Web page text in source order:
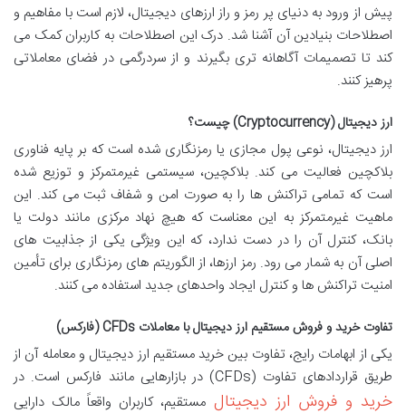
پیش از ورود به دنیای پر رمز و راز ارزهای دیجیتال، لازم است با مفاهیم و
اصطلاحات بنیادین آن آشنا شد. درک این اصطلاحات به کاربران کمک می
کند تا تصمیمات آگاهانه تری بگیرند و از سردرگمی در فضای معاملاتی
پرهیز کنند.
ارز دیجیتال (Cryptocurrency) چیست؟
ارز دیجیتال، نوعی پول مجازی یا رمزنگاری شده است که بر پایه فناوری
بلاکچین فعالیت می کند. بلاکچین، سیستمی غیرمتمرکز و توزیع شده
است که تمامی تراکنش ها را به صورت امن و شفاف ثبت می کند. این
ماهیت غیرمتمرکز به این معناست که هیچ نهاد مرکزی مانند دولت یا
بانک، کنترل آن را در دست ندارد، که این ویژگی یکی از جذابیت های
اصلی آن به شمار می رود. رمز ارزها، از الگوریتم های رمزنگاری برای تأمین
امنیت تراکنش ها و کنترل ایجاد واحدهای جدید استفاده می کنند.
تفاوت خرید و فروش مستقیم ارز دیجیتال با معاملات CFDs (فارکس)
یکی از ابهامات رایج، تفاوت بین خرید مستقیم ارز دیجیتال و معامله آن از
طریق قراردادهای تفاوت (CFDs) در بازارهایی مانند فارکس است. در
خرید و فروش ارز دیجیتال مستقیم، کاربران واقعاً مالک دارایی